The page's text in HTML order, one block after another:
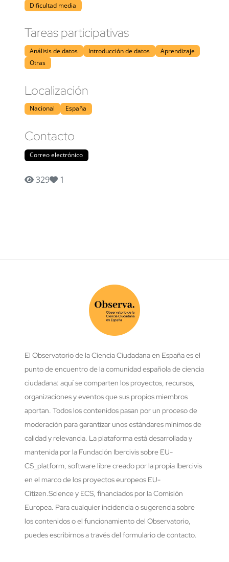
Dificultad media
Tareas participativas
Análisis de datos Introducción de datos
Aprendizaje
Otras
Localización
Nacional España
Contacto
Correo electrónico
329 1
El Observatorio de la Ciencia Ciudadana en España es el
punto de encuentro de la comunidad española de ciencia
ciudadana: aquí se comparten los proyectos, recursos,
organizaciones y eventos que sus propios miembros
aportan. Todos los contenidos pasan por un proceso de
moderación para garantizar unos estándares mínimos de
calidad y relevancia. La plataforma está desarrollada y
mantenida por la Fundación Ibercivis sobre EU-
CS_platform, software libre creado por la propia Ibercivis
en el marco de los proyectos europeos EU-
Citizen.Science y ECS, financiados por la Comisión
Europea. Para cualquier incidencia o sugerencia sobre
los contenidos o el funcionamiento del Observatorio,
puedes escribirnos a través del formulario de contacto.